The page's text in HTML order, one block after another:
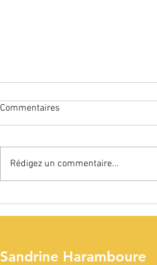
Commentaires
Rédigez un commentaire...
Sandrine Haramboure